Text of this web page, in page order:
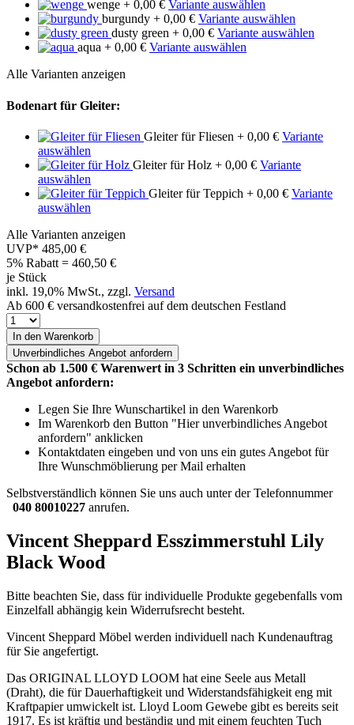
wenge + 0,00 € Variante auswählen
burgundy + 0,00 € Variante auswählen
dusty green + 0,00 € Variante auswählen
aqua + 0,00 € Variante auswählen
Alle Varianten anzeigen
Bodenart für Gleiter:
Gleiter für Fliesen + 0,00 € Variante
auswählen
Gleiter für Holz + 0,00 € Variante
auswählen
Gleiter für Teppich + 0,00 € Variante
auswählen
Alle Varianten anzeigen
UVP* 485,00 €
5% Rabatt = 460,50 €
je Stück
inkl. 19,0% MwSt., zzgl. Versand
Ab 600 € versandkostenfrei auf dem deutschen Festland
In den Warenkorb
Unverbindliches Angebot anfordern
Schon ab 1.500 € Warenwert in 3 Schritten ein unverbindliches
Angebot anfordern:
Legen Sie Ihre Wunschartikel in den Warenkorb
Im Warenkorb den Button "Hier unverbindliches Angebot
anfordern" anklicken
Kontaktdaten eingeben und von uns ein gutes Angebot für
Ihre Wunschmöblierung per Mail erhalten
Selbstverständlich können Sie uns auch unter der Telefonnummer
040 80010227 anrufen.
Vincent Sheppard Esszimmerstuhl Lily
Black Wood
Bitte beachten Sie, dass für individuelle Produkte gegebenfalls vom
Einzelfall abhängig kein Widerrufsrecht besteht.
Vincent Sheppard Möbel werden individuell nach Kundenauftrag
für Sie angefertigt.
Das ORIGINAL LLOYD LOOM hat eine Seele aus Metall
(Draht), die für Dauerhaftigkeit und Widerstandsfähigkeit eng mit
Kraftpapier umwickelt ist. Lloyd Loom Gewebe gibt es bereits seit
1917. Es ist kräftig und beständig und mit einem feuchten Tuch